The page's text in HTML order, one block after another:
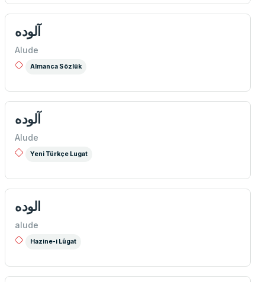
آلوده
Alude
Almanca Sözlük
آلوده
Alude
Yeni Türkçe Lugat
الوده
alude
Hazine-i Lûgat